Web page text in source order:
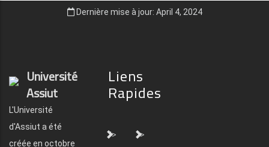
Dernière mise à jour: April 4, 2024
Université
Assiut
L'Université
d'Assiut a été
créée en octobre
Liens
Rapides
"> ">